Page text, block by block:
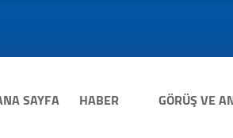
SAYFA HABER GÖRÜŞ VE